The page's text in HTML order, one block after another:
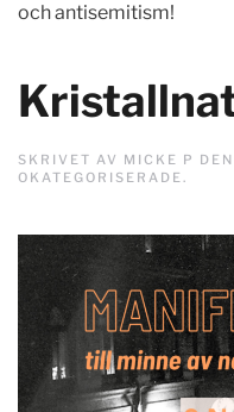
och antisemitism!
SKRIVET AV MICKE P DEN
OKATEGORISERADE.